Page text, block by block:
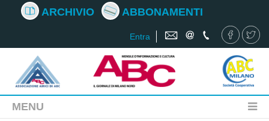
ARCHIVIO ABBONAMENTI
Entra
MENU